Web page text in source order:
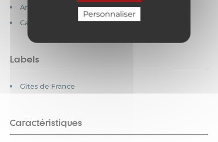
Personnaliser
Animaux interdits
Cartes bancaires acceptées
Labels
Gîtes de France
Caractéristiques